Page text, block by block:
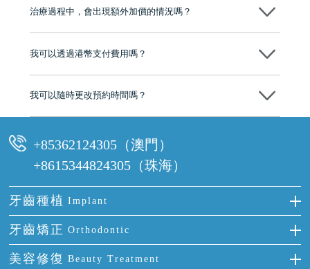
市市民極高的口碑評價及信任推薦 珠海、深圳設有八大分院，香港亦設
有咨詢及服務保障中心，有任何問題都可以隨時預約免費咨詢，讓人十
治療過程中，會出現額外加價的情況嗎？
我可以透過港幣支付費用嗎？
我可以隨時更改預約時間嗎？
可以，請盡早通過wechat或whatsapp聯絡我們，告知我們你原本預約的
+85362124305（澳門）
+8615344824305（珠海）
牙齒種植 Implant
種牙
單顆牙缺失
牙齒矯正 Orthodontic
隱形箍牙
美容修復 Beauty Treatment